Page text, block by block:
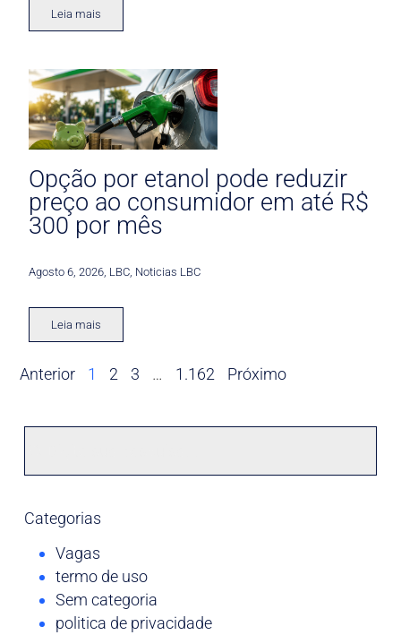
Leia mais
Opção por etanol pode reduzir
preço ao consumidor em até R$
300 por mês
Agosto 6, 2026 LBC Noticias LBC
Leia mais
Anterior 1 2 3 … 1.162 Próximo
Categorias
Vagas
termo de uso
Sem categoria
politica de privacidade